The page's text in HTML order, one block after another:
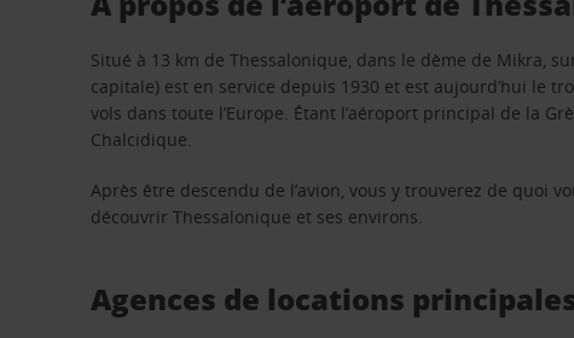
Situé à 13 km de Thessalonique, dans le dème de Mikra,
capitale) est en service depuis 1930 et est aujourd’hui le
vols dans toute l’Europe. Étant l’aéroport principal de la
Chalcidique.
Après être descendu de l’avion, vous y trouverez de quoi
découvrir Thessalonique et ses environs.
Agences de locations